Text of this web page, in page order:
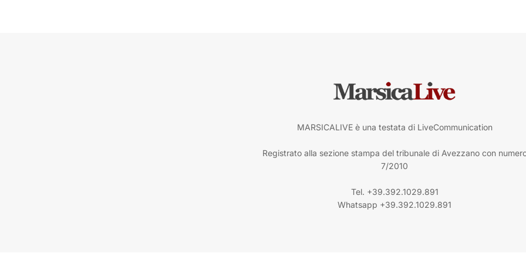
MARSICALIVE è una testata di LiveCommunication
Registrato alla sezione stampa del tribunale di Avezzano con
7/2010
Tel. +39.392.1029.891
Whatsapp +39.392.1029.891